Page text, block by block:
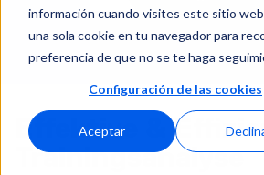
información cuando visites este sitio
una sola cookie en tu navegador para
preferencia de que no se te haga
Configuración de las cookies
Aceptar
Effektive &
Trainingsanalyse